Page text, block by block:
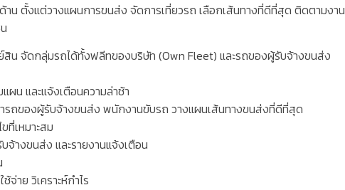
น ตั้งแต่วางแผนการขนส่ง จัดการเที่ยวรถ เลือกเส้นทางที่ดีที่สุด ติดตามงาน
สิน จัดกลุ่มรถได้ทั้งฟลีทของบริษัท (Own Fleet)และรถของผู้รับจ้างขนส่ง
ผน และแจ้งเตือนความล่าช้า
รถของผู้รับจ้างขนส่ง พนักงานขับรถ วางแผนเส้นทางขนส่งที่ดีที่สุด
ที่เหมาะสม
างขนส่ง และรายงานแจ้งเตือน
าย วิเคราะห์กำไร